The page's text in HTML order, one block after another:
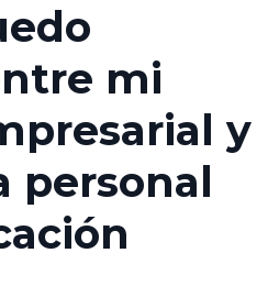
mi
y
personal